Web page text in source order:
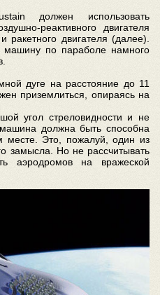
должен использовать
реактивного двигателя
двигателя (далее).
машину по параболе намного
дуге на расстояние до 11
приземлиться, опираясь на
угол стреловидности и не
должна быть способна
месте. Это, пожалуй, один из
замысла. Но не рассчитывать
на вражеской